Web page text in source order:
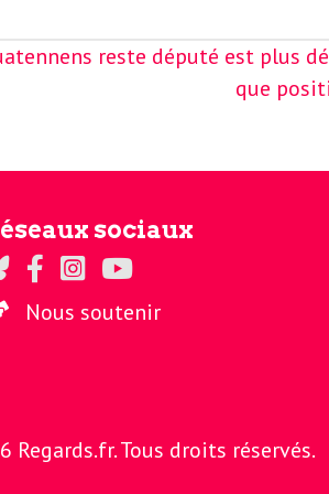
reste député est plus
que
sociaux
sur Twitter
Regards sur Facebook
Regards sur Instagram
La chaine Regards sur
Nous soutenir
Regards.fr. Tous droits réservés.